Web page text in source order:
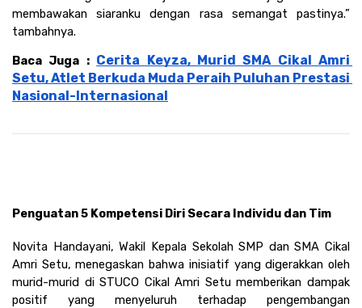
membawakan siaranku dengan rasa semangat pastinya.”
tambahnya.
Baca Juga : Cerita Keyza, Murid SMA Cikal Amri
Setu, Atlet Berkuda Muda Peraih Puluhan Prestasi
Nasional-Internasional
Penguatan 5 Kompetensi Diri Secara Individu dan Tim
Novita Handayani, Wakil Kepala Sekolah SMP dan SMA Cikal
Amri Setu, menegaskan bahwa inisiatif yang digerakkan oleh
murid-murid di STUCO Cikal Amri Setu memberikan dampak
positif yang menyeluruh terhadap pengembangan